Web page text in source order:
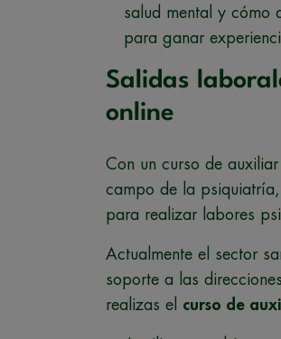
salud mental y cómo
para ganar
Salidas
online
Con un curso de
campo de la
para realizar labores
Actualmente el sector
soporte a las
realizas el curso de